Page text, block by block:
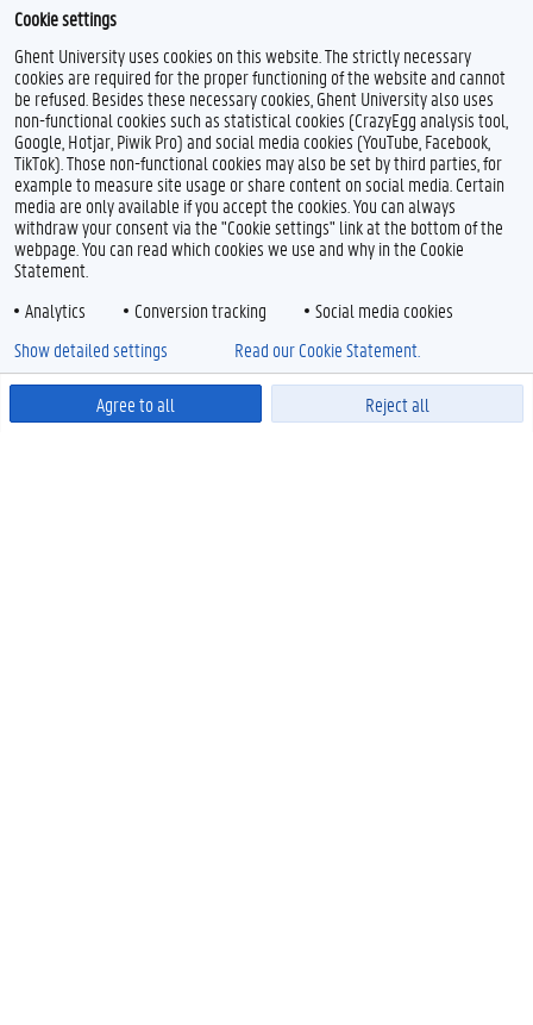
Cookie settings
Ghent University uses cookies on this website. The strictly necessary
cookies are required for the proper functioning of the website and cannot
be refused. Besides these necessary cookies, Ghent University also uses
non-functional cookies such as statistical cookies (CrazyEgg analysis tool,
Google, Hotjar, Piwik Pro) and social media cookies (YouTube, Facebook,
TikTok). Those non-functional cookies may also be set by third parties, for
example to measure site usage or share content on social media. Certain
media are only available if you accept the cookies. You can always
withdraw your consent via the "Cookie settings" link at the bottom of the
webpage. You can read which cookies we use and why in the Cookie
Statement.
Analytics
Conversion tracking Social media cookies
Agree to all Reject all
Show detailed settings Read our Cookie Statement.